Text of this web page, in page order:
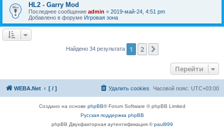
HL2 - Garry Mod
Последнее сообщение admin « 2019-май-24, 4:51 pm
Добавлено в форуме Игровая зона
Найдено 34 результата 1 2
Перейти
WEBA.Net [ / ] Часовой пояс: UTC+03:00
Удалить cookies
Создано на основе phpBB® Forum Software © phpBB Limited
Русская поддержка phpBB
phpBB Двухфакторная аутентификация ©paul999